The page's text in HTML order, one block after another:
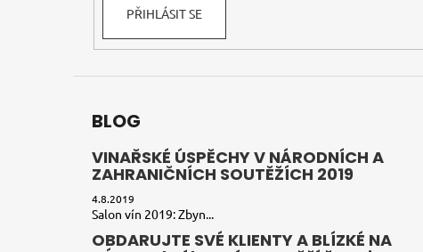
PŘIHLÁSIT SE
BLOG
VINAŘSKÉ ÚSPĚCHY V NÁRODNÍCH A
ZAHRANIČNÍCH SOUTĚŽÍCH 2019
4.8.2019
Salon vín 2019: Zbyn...
OBDARUJTE SVÉ KLIENTY A BLÍZKÉ NA